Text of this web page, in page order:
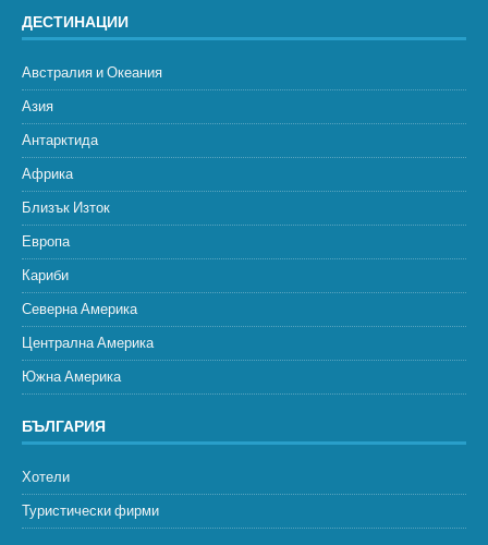
ДЕСТИНАЦИИ
Австралия и Океания
Азия
Антарктида
Африка
Близък Изток
Европа
Кариби
Северна Америка
Централна Америка
Южна Америка
БЪЛГАРИЯ
Хотели
Туристически фирми